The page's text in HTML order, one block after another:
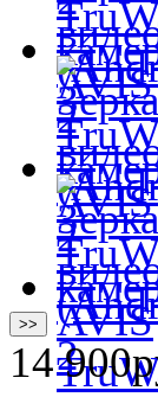
>>
14 900